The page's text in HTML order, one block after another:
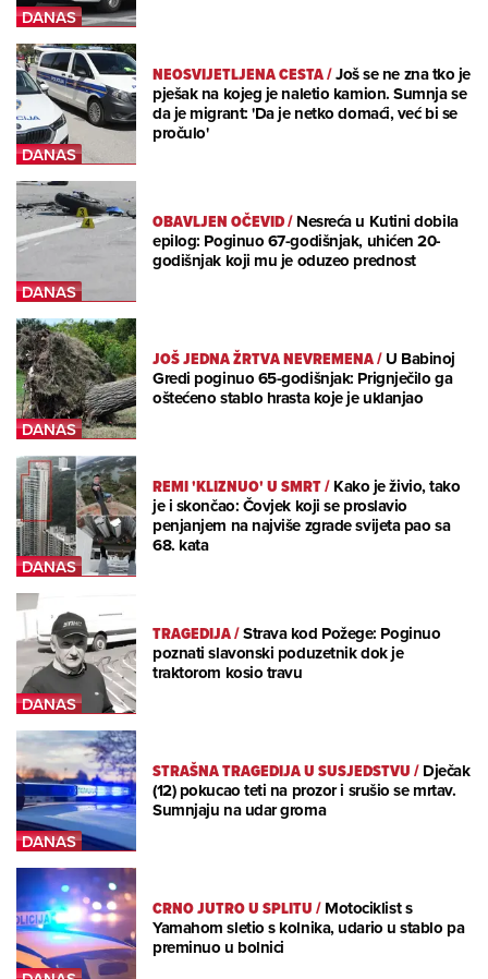
NEOSVIJETLJENA CESTA/Još se ne zna tko je
pješak na kojeg je naletio kamion. Sumnja se
da je migrant: 'Da je netko domaći, već bi se
pročulo'
OBAVLJEN OČEVID/Nesreća u Kutini dobila
epilog: Poginuo 67-godišnjak, uhićen 20-
godišnjak koji mu je oduzeo prednost
JOŠ JEDNA ŽRTVA NEVREMENA/U Babinoj
Gredi poginuo 65-godišnjak: Prignječilo ga
oštećeno stablo hrasta koje je uklanjao
REMI 'KLIZNUO' U SMRT/Kako je živio, tako
je i skončao: Čovjek koji se proslavio
penjanjem na najviše zgrade svijeta pao sa
68. kata
TRAGEDIJA/Strava kod Požege: Poginuo
poznati slavonski poduzetnik dok je
traktorom kosio travu
STRAŠNA TRAGEDIJA U SUSJEDSTVU/Dječak
(12) pokucao teti na prozor i srušio se mrtav.
Sumnjaju na udar groma
CRNO JUTRO U SPLITU/Motociklist s
Yamahom sletio s kolnika, udario u stablo pa
preminuo u bolnici